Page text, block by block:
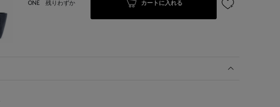
ONE 残りわずか カートに入れる